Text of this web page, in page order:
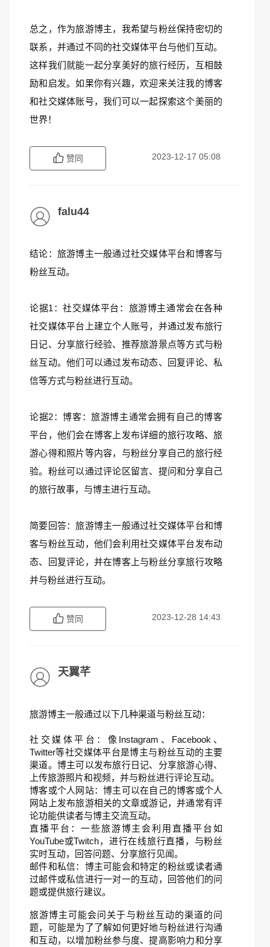
总之，作为旅游博主，我希望与粉丝保持密切的
联系，并通过不同的社交媒体平台与他们互动。
这样我们就能一起分享美好的旅行经历，互相鼓
励和启发。如果你有兴趣，欢迎来关注我的博客
和社交媒体账号，我们可以一起探索这个美丽的
世界！
赞同 2023-12-17 05:08
falu44
结论：旅游博主一般通过社交媒体平台和博客与
粉丝互动。
论据1：社交媒体平台：旅游博主通常会在各种
社交媒体平台上建立个人账号，并通过发布旅行
日记、分享旅行经验、推荐旅游景点等方式与粉
丝互动。他们可以通过发布动态、回复评论、私
信等方式与粉丝进行互动。
论据2：博客：旅游博主通常会拥有自己的博客
平台，他们会在博客上发布详细的旅行攻略、旅
游心得和照片等内容，与粉丝分享自己的旅行经
验。粉丝可以通过评论区留言、提问和分享自己
的旅行故事，与博主进行互动。
简要回答：旅游博主一般通过社交媒体平台和博
客与粉丝互动，他们会利用社交媒体平台发布动
态、回复评论，并在博客上与粉丝分享旅行攻略
并与粉丝进行互动。
赞同 2023-12-28 14:43
天翼芊
旅游博主一般通过以下几种渠道与粉丝互动：
社交媒体平台：像Instagram、Facebook、
Twitter等社交媒体平台是博主与粉丝互动的主要
渠道。博主可以发布旅行日记、分享旅游心得、
上传旅游照片和视频，并与粉丝进行评论互动。
博客或个人网站：博主可以在自己的博客或个人
网站上发布旅游相关的文章或游记，并通常有评
论功能供读者与博主交流互动。
直播平台：一些旅游博主会利用直播平台如
YouTube或Twitch，进行在线旅行直播，与粉丝
实时互动，回答问题、分享旅行见闻。
邮件和私信：博主可能会和特定的粉丝或读者通
过邮件或私信进行一对一的互动，回答他们的问
题或提供旅行建议。
旅游博主可能会问关于与粉丝互动的渠道的问
题，可能是为了了解如何更好地与粉丝进行沟通
和互动，以增加粉丝参与度、提高影响力和分享